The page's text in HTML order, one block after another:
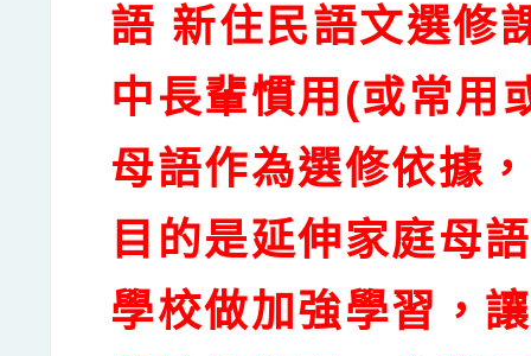
語 新住民語文選修
中長輩慣用(或常用
母語作為選修依據
目的是延伸家庭母
學校做加強學習，